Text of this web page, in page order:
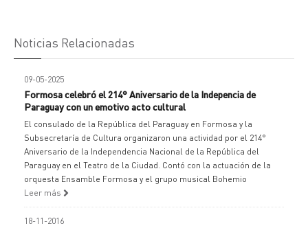
Noticias Relacionadas
09-05-2025
Formosa celebró el 214° Aniversario de la Indepencia de
Paraguay con un emotivo acto cultural
El consulado de la República del Paraguay en Formosa y la
Subsecretaría de Cultura organizaron una actividad por el 214°
Aniversario de la Independencia Nacional de la República del
Paraguay en el Teatro de la Ciudad. Contó con la actuación de la
orquesta Ensamble Formosa y el grupo musical Bohemio
Leer más
18-11-2016